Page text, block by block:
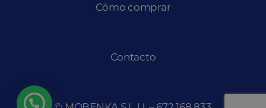
Cómo comprar
Contacto